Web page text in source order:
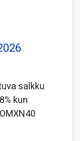
salkku
kun